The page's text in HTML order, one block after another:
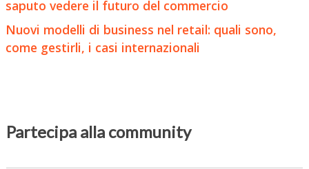
saputo vedere il futuro del commercio
Nuovi modelli di business nel retail: quali sono,
come gestirli, i casi internazionali
Partecipa alla community